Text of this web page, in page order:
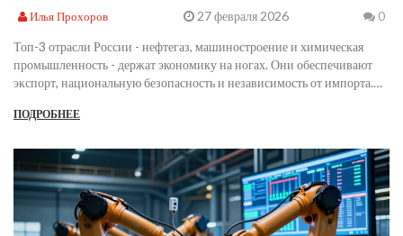
Илья Прохоров 27 февраля 2026 0
Топ-3 отрасли России - нефтегаз, машиностроение и химическая
промышленность - держат экономику на ногах. Они обеспечивают
экспорт, национальную безопасность и независимость от импорта.
ПОДРОБНЕЕ